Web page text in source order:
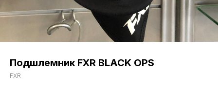
Подшлемник FXR BLACK OPS
FXR